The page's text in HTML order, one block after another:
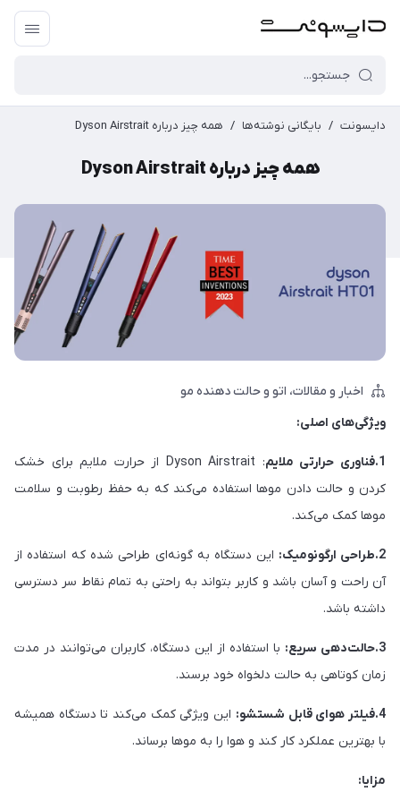
دایسونت / بایگانی نوشته‌ها / همه چیز درباره Dyson Airstrait
همه چیز درباره Dyson Airstrait
اخبار و مقالات اتو و حالت دهنده مو
ویژگی‌های اصلی:
1.فناوری حرارتی ملایم
: Dyson Airstrait از حرارت ملایم برای خشک
کردن و حالت دادن موها استفاده می‌کند که به حفظ رطوبت و سلامت
موها کمک می‌کند.
2.طراحی ارگونومیک:
این دستگاه به گونه‌ای طراحی شده که استفاده از
آن راحت و آسان باشد و کاربر بتواند به راحتی به تمام نقاط سر دسترسی
داشته باشد.
3.حالت‌دهی سریع:
با استفاده از این دستگاه، کاربران می‌توانند در مدت
زمان کوتاهی به حالت دلخواه خود برسند.
4.فیلتر هوای قابل شستشو:
این ویژگی کمک می‌کند تا دستگاه همیشه
با بهترین عملکرد کار کند و هوا را به موها برساند.
مزایا: